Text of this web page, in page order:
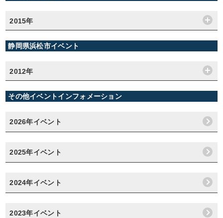
2015年
静岡県浜松市イベント
2012年
その他イベントインフォメーション
2026年イベント
2025年イベント
2024年イベント
2023年イベント